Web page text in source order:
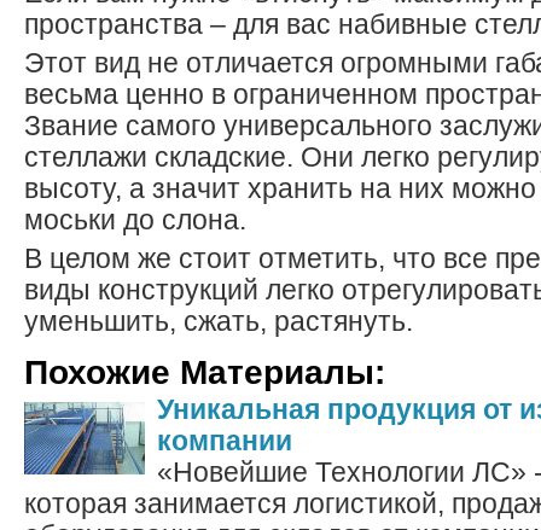
пространства – для вас набивные
Этот вид не отличается огромными
весьма ценно в ограниченном
Звание самого универсального
стеллажи складские. Они легко
высоту, а значит хранить на них можно
моськи до слона.
В целом же стоит отметить, что все
виды конструкций легко
уменьшить, сжать, растянуть.
Похожие Материалы:
Уникальная продукция от
компании
«Новейшие Технологии ЛС»
которая занимается логистикой,